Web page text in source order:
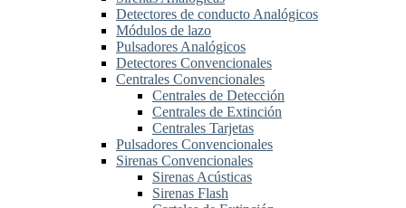
Detectores de conducto Analógicos
Módulos de lazo
Pulsadores Analógicos
Detectores Convencionales
Centrales Convencionales
Centrales de Detección
Centrales de Extinción
Centrales Tarjetas
Pulsadores Convencionales
Sirenas Convencionales
Sirenas Acústicas
Sirenas Flash